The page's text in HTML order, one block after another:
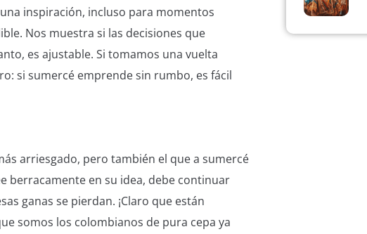
inspiración, incluso para momentos
Nos muestra si las decisiones que
es ajustable. Si tomamos una vuelta
si sumercé emprende sin rumbo, es fácil
arriesgado, pero también el que a sumercé
berracamente en su idea, debe continuar
ganas se pierdan. ¡Claro que están
somos los colombianos de pura cepa ya